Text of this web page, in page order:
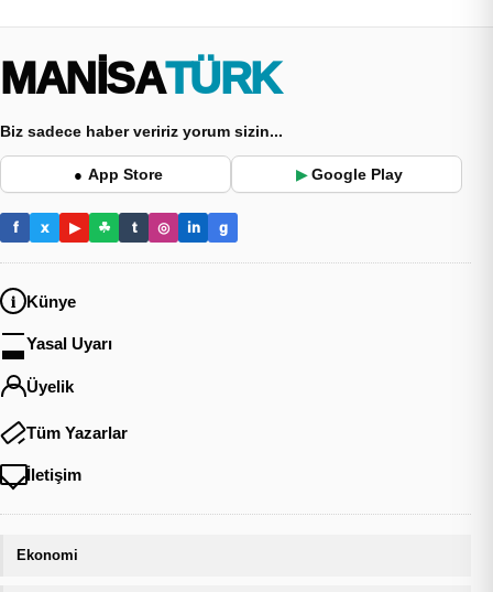
MANİSA TÜRK
Biz sadece haber veririz yorum sizin...
● App Store ▶ Google Play
f x ▶ ☘ t ◎ in g
Künye
Yasal Uyarı
Üyelik
Tüm Yazarlar
İletişim
Ekonomi